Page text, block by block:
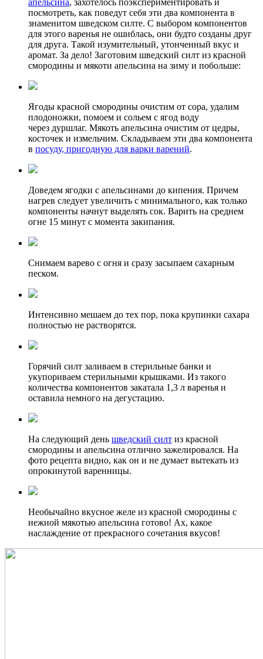
апельсина, захотелось поэкспериментировать и
посмотреть, как поведут себя эти два компонента в
знаменитом шведском силте. С выбором компонентов
для этого варенья не ошиблась, они будто созданы друг
для друга. Такой изумительный, утонченный вкус и
аромат. За дело! Заготовим шведский силт из красной
смородины и мякоти апельсина на зиму и побольше:
Ягоды красной смородины очистим от сора, удалим
плодоножки, помоем и сольем с ягод воду
через дуршлаг. Мякоть апельсина очистим от цедры,
косточек и измельчим. Складываем эти два компонента
в посуду, пригодную для варки варений.
Доведем ягодки с апельсинами до кипения. Причем
нагрев следует увеличить с минимального, как только
компоненты начнут выделять сок. Варить на среднем
огне 15 минут с момента закипания.
Снимаем варево с огня и сразу засыпаем сахарным
песком.
Интенсивно мешаем до тех пор, пока крупинки сахара
полностью не растворятся.
Горячий силт заливаем в стерильные банки и
укупориваем стерильными крышками. Из такого
количества компонентов закатала 1,3 л варенья и
оставила немного на дегустацию.
На следующий день шведский силт из красной
смородины и апельсина отлично зажелировался. На
фото рецепта видно, как он и не думает вытекать из
опрокинутой варенницы.
Необычайно вкусное желе из красной смородины с
нежной мякотью апельсина готово! Ах, какое
наслаждение от прекрасного сочетания вкусов!